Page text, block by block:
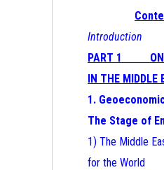
Introduction
PART 1 ON
IN THE MIDDLE
1.
The Stage of
1) The Middle
for the World